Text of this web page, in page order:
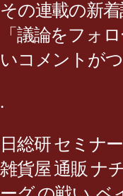
その連載の新着
「議論をフォ
いコメントが
.
日総研 セミナ
雑貨屋 通販 ナ